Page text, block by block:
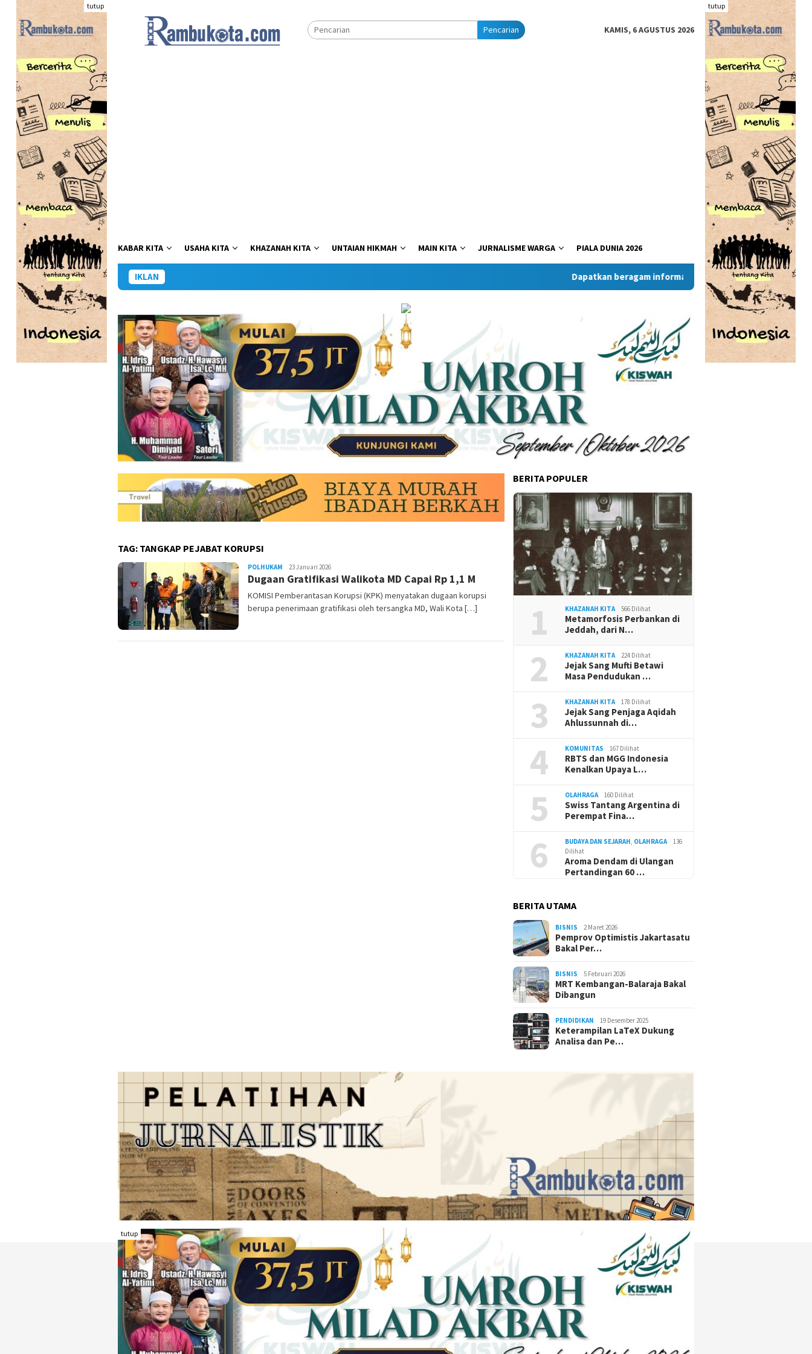
Loncat
konten
tutup tutup
Pencarian KAMIS, 6 AGUSTUS 2026
KABAR KITA USAHA KITA KHAZANAH KITA UNTAIAN HIKMAH MAIN KITA JURNALISME WARGA PIALA DUNIA 2026
IKLAN Dapatkan beragam informasi dan berita menarik dari situs
TAG: TANGKAP PEJABAT KORUPSI
POLHUKAM REDAKSI
RAMBUKOTA
23 Januari 2026
Dugaan Gratifikasi Walikota MD Capai Rp 1,1 M
KOMISI Pemberantasan Korupsi (KPK) menyatakan dugaan korupsi
berupa penerimaan gratifikasi oleh tersangka MD, Wali Kota […]
BERITA POPULER
1 KHAZANAH KITA 566 Dilihat
Metamorfosis Perbankan di
Jeddah, dari N…
2 KHAZANAH KITA 224 Dilihat
Jejak Sang Mufti Betawi
Masa Pendudukan …
3 KHAZANAH KITA 178 Dilihat
Jejak Sang Penjaga Aqidah
Ahlussunnah di…
4 KOMUNITAS 167 Dilihat
RBTS dan MGG Indonesia
Kenalkan Upaya L…
5 OLAHRAGA 160 Dilihat
Swiss Tantang Argentina di
Perempat Fina…
6 BUDAYA DAN SEJARAH OLAHRAGA
136
Dilihat
Aroma Dendam di Ulangan
Pertandingan 60 …
BERITA UTAMA
BISNIS 2 Maret 2026
Pemprov Optimistis Jakartasatu
Bakal Per…
BISNIS 5 Februari 2026
MRT Kembangan-Balaraja Bakal
Dibangun
PENDIDIKAN 19 Desember 2025
Keterampilan LaTeX Dukung
Analisa dan Pe…
TENTANG RAMBU KOTA REDAKSI
DISCLAIMER
KONTAK KAMI
FORM PENGADUAN
PEDOMAN MEDIA SIBER
KARIR
JARINGAN SOCIAL
Facebook Twitter
Instagram
Linkedin
Youtube
tutup